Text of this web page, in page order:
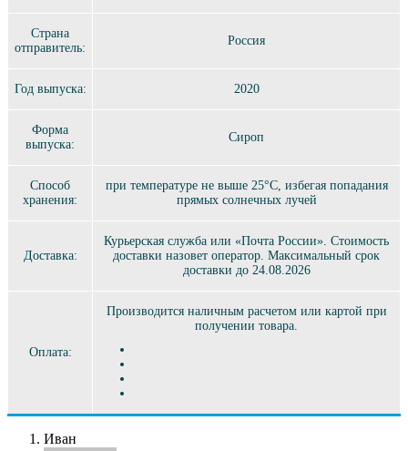
Страна
отправитель:
Россия
Год выпуска: 2020
Форма
выпуска:
Сироп
Способ
хранения:
при температуре не выше 25°C, избегая попадания
прямых солнечных лучей
Доставка:
Курьерская служба или «Почта России». Стоимость
доставки назовет оператор. Максимальный срок
доставки до 24.08.2026
Оплата:
Производится наличным расчетом или картой при
получении товара.
Иван